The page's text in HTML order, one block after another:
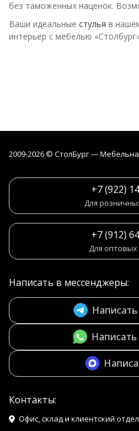
без таможенных наценок.
Ваши идеальные стулья в
интерьер с мебелью
2009-2026 © СтолБург —
+7 (922)
Для
+7 (912)
Для оптовых
Написать в мессенджеры:
Контакты:
Офис, склад и клиентский